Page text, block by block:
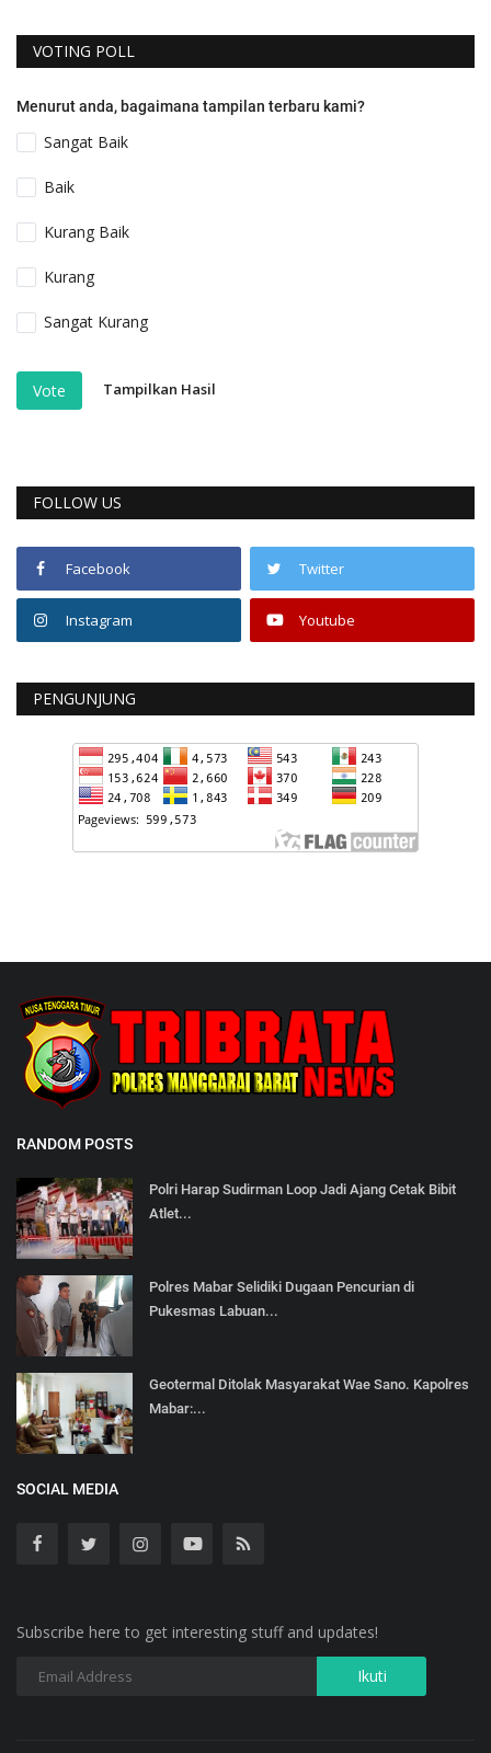
VOTING POLL
Menurut anda, bagaimana tampilan terbaru kami?
Sangat Baik
Baik
Kurang Baik
Kurang
Sangat Kurang
Vote Tampilkan Hasil
FOLLOW US
Facebook Twitter
Instagram Youtube
PENGUNJUNG
RANDOM POSTS
Polri Harap Sudirman Loop Jadi Ajang Cetak Bibit
Atlet...
Polres Mabar Selidiki Dugaan Pencurian di
Pukesmas Labuan...
Geotermal Ditolak Masyarakat Wae Sano. Kapolres
Mabar:...
SOCIAL MEDIA
Subscribe here to get interesting stuff and updates!